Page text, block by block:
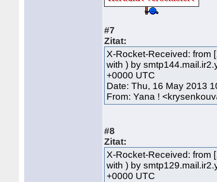
#7
Zitat:
X-Rocket-Received: from
with ) by
+0000 UTC
Date: Thu, 16 May 2013
From: Yana !
#8
Zitat:
X-Rocket-Received: from
with ) by
+0000 UTC